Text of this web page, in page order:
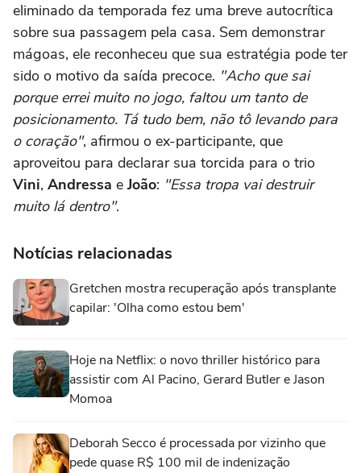
eliminado da temporada fez uma breve autocrítica
sobre sua passagem pela casa. Sem demonstrar
mágoas, ele reconheceu que sua estratégia pode ter
sido o motivo da saída precoce. "Acho que sai
porque errei muito no jogo, faltou um tanto de
posicionamento. Tá tudo bem, não tô levando para
o coração", afirmou o ex-participante, que
aproveitou para declarar sua torcida para o trio
Vini, Andressa e João: "Essa tropa vai destruir
muito lá dentro".
Notícias relacionadas
Gretchen mostra recuperação após transplante
capilar: 'Olha como estou bem'
Hoje na Netflix: o novo thriller histórico para
assistir com Al Pacino, Gerard Butler e Jason
Momoa
Deborah Secco é processada por vizinho que
pede quase R$ 100 mil de indenização